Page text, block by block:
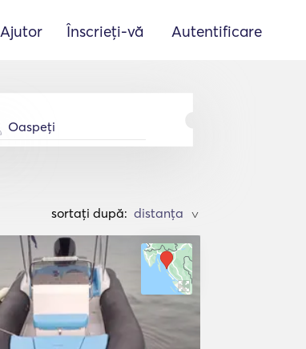
Ajutor Înscrieți-vă Autentificare
Oaspeți
sortați după: >